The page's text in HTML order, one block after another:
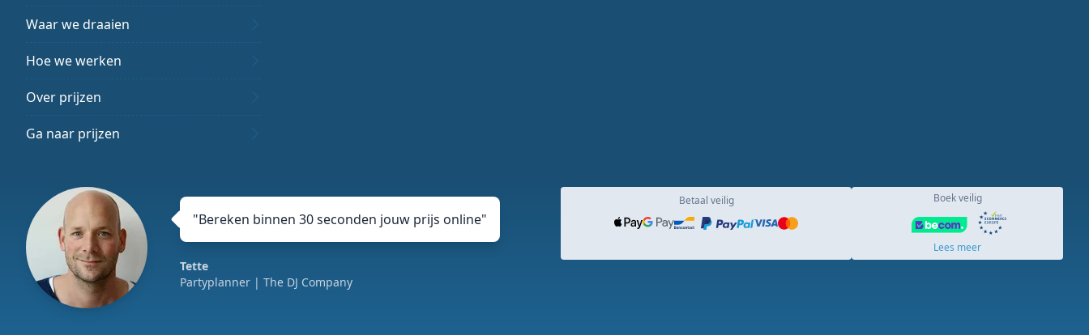
Waar we draaien
Hoe we werken
Over prijzen
Ga naar prijzen
"Bereken binnen 30 seconden jouw prijs online"
Tette
Partyplanner | The DJ Company
Betaal veilig Boek veilig
Lees meer